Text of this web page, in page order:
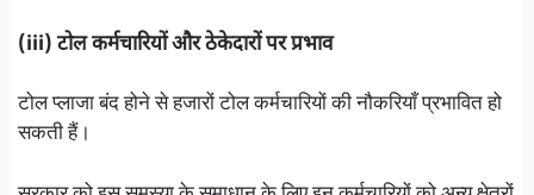
(iii) टोल कर्मचारियों और ठेकेदारों पर प्रभाव
टोल प्लाजा बंद होने से हजारों टोल कर्मचारियों की नौकरियाँ प्रभावित हो
सकती हैं।